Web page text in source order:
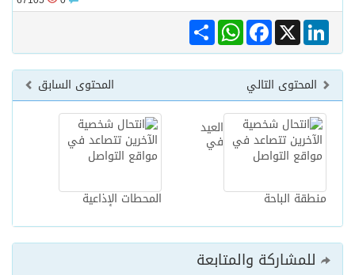
Share
WhatsAppFacebook X
LinkedIn
المحتوى السابق المحتوى التالي
المحطات الإذاعية
العيد
في
منطقة الباحة
للمشاركة والمتابعة